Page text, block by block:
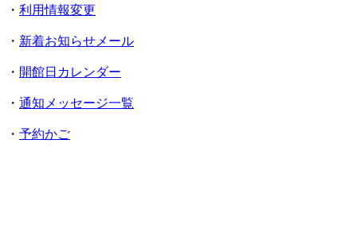
・ 利用情報変更
・ 新着お知らせメール
・ 開館日カレンダー
・ 通知メッセージ一覧
・ 予約かご